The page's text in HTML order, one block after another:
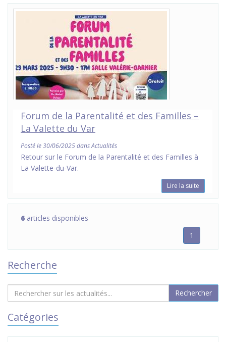
Forum de la Parentalité et des Familles –
La Valette du Var
Posté le 30/06/2025 dans Actualités
Retour sur le Forum de la Parentalité et des Familles à
La Valette-du-Var.
Lire la suite
6 articles disponibles
1
Recherche
Catégories